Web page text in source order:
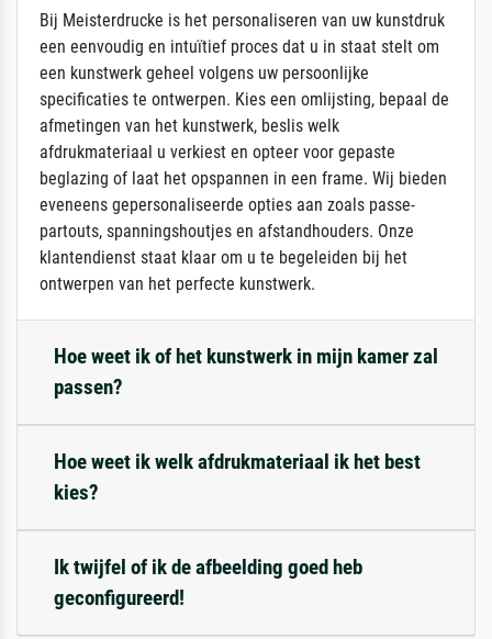
Bij Meisterdrucke is het personaliseren van uw kunstdruk
een eenvoudig en intuïtief proces dat u in staat stelt om
een kunstwerk geheel volgens uw persoonlijke
specificaties te ontwerpen. Kies een omlijsting, bepaal de
afmetingen van het kunstwerk, beslis welk
afdrukmateriaal u verkiest en opteer voor gepaste
beglazing of laat het opspannen in een frame. Wij bieden
eveneens gepersonaliseerde opties aan zoals passe-
partouts, spanningshoutjes en afstandhouders. Onze
klantendienst staat klaar om u te begeleiden bij het
ontwerpen van het perfecte kunstwerk.
Hoe weet ik of het kunstwerk in mijn kamer zal
passen?
Hoe weet ik welk afdrukmateriaal ik het best
kies?
Ik twijfel of ik de afbeelding goed heb
geconfigureerd!